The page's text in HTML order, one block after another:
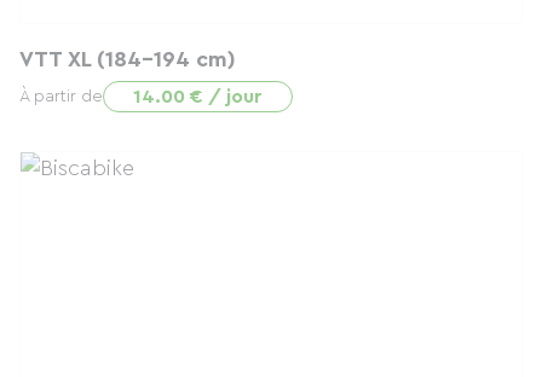
VTT XL (184-194 cm)
À partir de 14.00 € / jour